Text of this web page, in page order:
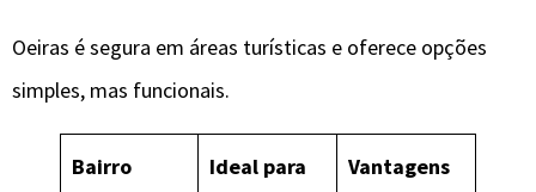
Oeiras é segura em áreas turísticas e oferece opções
simples, mas funcionais.
Bairro Ideal para Vantagens